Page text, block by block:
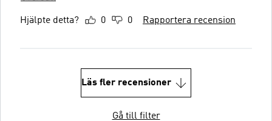
Hjälpte detta? 0 0 Rapportera recension
Läs fler recensioner
Gå till filter